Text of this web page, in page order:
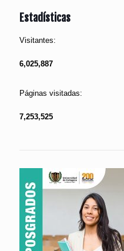
Estadísticas
Visitantes:
6,025,887
Páginas visitadas:
7,253,525